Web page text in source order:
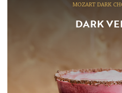
MOZART DARK
DARK